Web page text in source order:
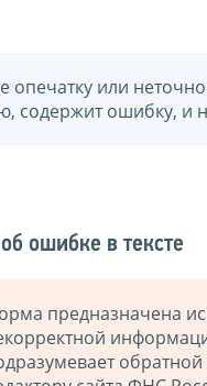
опечатку или
содержит ошибку,
ошибке в тексте
предназначена